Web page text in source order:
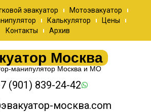
эвакуатор
Мотоэвакуатор
Калькулятор
Цены
Контакты
Архив
Москва
манипулятор Москва и МО
(901) 839-24-42
москва.com